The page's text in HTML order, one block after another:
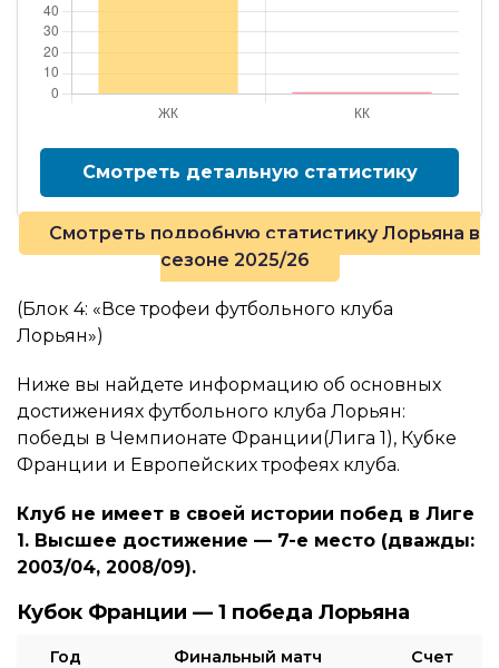
Смотреть детальную статистику
Смотреть подробную статистику Лорьяна в
сезоне 2025/26
(Блок 4: «Все трофеи футбольного клуба
Лорьян»)
Ниже вы найдете информацию об основных
достижениях футбольного клуба Лорьян:
победы в Чемпионате Франции(Лига 1), Кубке
Франции и Европейских трофеях клуба.
Клуб не имеет в своей истории побед в Лиге
1. Высшее достижение — 7-е место (дважды:
2003/04, 2008/09).
Кубок Франции — 1 победа Лорьяна
Год Финальный матч Счет